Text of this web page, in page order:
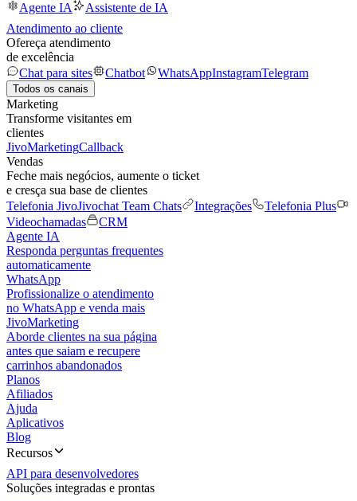
Agente IA
Assistente de IA
Atendimento ao cliente
Ofereça atendimento
de excelência
Chat para sites
Chatbot WhatsAppInstagramTelegram
Todos os canais
Marketing
Transforme visitantes em
clientes
JivoMarketingCallback
Vendas
Feche mais negócios, aumente o ticket
e cresça sua base de clientes
Telefonia JivoJivochat Team Chats Integrações
Telefonia Plus
Videochamadas
CRM
Agente IA
Responda perguntas frequentes
automaticamente
WhatsApp
Profissionalize o atendimento
no WhatsApp e venda mais
JivoMarketing
Aborde clientes na sua página
antes que saiam e recupere
carrinhos abandonados
Planos
Afiliados
Ajuda
Aplicativos
Blog
Recursos
API para desenvolvedores
Soluções integradas e prontas